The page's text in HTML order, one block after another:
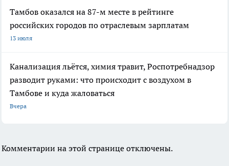
Тамбов оказался на 87-м месте в рейтинге
российских городов по отраслевым зарплатам
13 июля
Канализация льётся, химия травит, Роспотребнадзор
разводит руками: что происходит с воздухом в
Тамбове и куда жаловаться
Вчера
Комментарии на этой странице отключены.